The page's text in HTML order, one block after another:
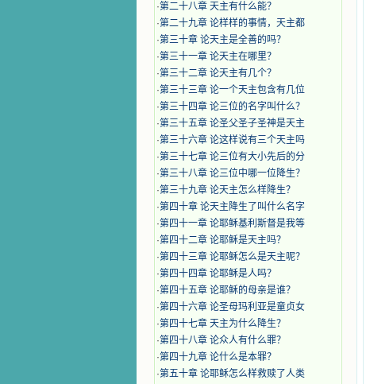
·第二十八章 天主有什么能？
·第二十九章 论样样的事情，天主都
·第三十章 论天主是全善的吗？
·第三十一章 论天主在哪里？
·第三十二章 论天主有几个？
·第三十三章 论一个天主包含有几位
·第三十四章 论三位的名字叫什么？
·第三十五章 论圣父圣子圣神是天主
·第三十六章 论这样说有三个天主吗
·第三十七章 论三位有大小先后的分
·第三十八章 论三位中哪一位降生？
·第三十九章 论天主怎么样降生？
·第四十章 论天主降生了叫什么名字
·第四十一章 论耶稣基利斯督是我等
·第四十二章 论耶稣是天主吗？
·第四十三章 论耶稣怎么是天主呢？
·第四十四章 论耶稣是人吗？
·第四十五章 论耶稣的母亲是谁？
·第四十六章 论圣母玛利亚是童贞女
·第四十七章 天主为什么降生？
·第四十八章 论众人有什么罪？
·第四十九章 论什么是本罪？
·第五十章 论耶稣怎么样救赎了人类